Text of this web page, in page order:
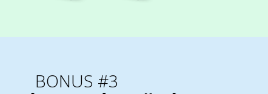
BONUS #3